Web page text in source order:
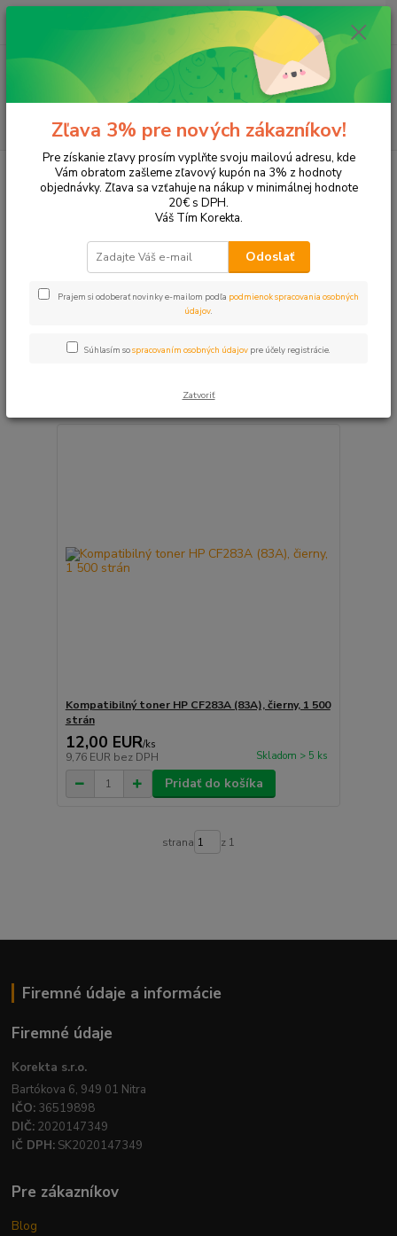
Hľadať
ks
za 0,00 EUR
Tonery a náplne do tlačiarní Hewlett Packard
HP LaserJet Pro
M125nw
Upresniť parametre
strana
Kompatibilný toner HP CF283A (83A), čierny, 1 500
strán
12,00 EUR/ks
9,76 EUR bez DPH Skladom > 5 ks
Pridať do košíka
strana z 1
Firemné údaje a informácie
Firemné údaje
Korekta s.r.o.
Bartókova 6, 949 01 Nitra
IČO: 36519898
DIČ: 2020147349
IČ DPH: SK2020147349
Pre zákazníkov
Blog
Zľava 3% pre nových zákazníkov!
Pre získanie zľavy prosím vyplňte svoju mailovú adresu, kde
Vám obratom zašleme zľavový kupón na 3% z hodnoty
objednávky. Zľava sa vzťahuje na nákup v minimálnej hodnote
20€ s DPH.
Váš Tím Korekta.
Odoslať
Prajem si odoberať novinky e-mailom podľa podmienok spracovania osobných
údajov.
Súhlasím sospracovaním osobných údajov pre účely registrácie.
Zatvoriť